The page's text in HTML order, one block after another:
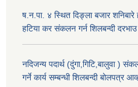
ष.न.पा. ४ स्थित दिङ्ला बजार शनिबारे
हटिया कर संकलन गर्न शिलबन्दी
नदिजन्य पदार्थ (दुंगा,गिटि,बालुवा )
गर्ने कार्य सम्बन्धी शिलबन्दी बोलपत्र